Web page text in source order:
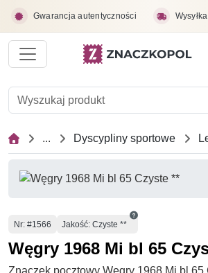
Gwarancja autentyczności
... Dyscypliny sportowe
Numer
Nr: #1566 Jakość: Czyste **
Węgry 1968 Mi bl 65